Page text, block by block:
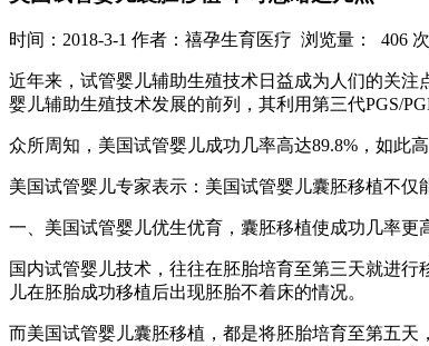
时间：2018-3-1 作者：禧孕生育医疗 浏览量： 406 次
近年来，试管婴儿辅助生殖技术日益成为人们的关
婴儿辅助生殖技术发展的前列，其利用第三代PGS/
众所周知，美国试管婴儿成功几率高达89.8%，如此
美国试管婴儿专家表示：美国试管婴儿囊胚移植不仅
一、美国试管婴儿优生优育，囊胚移植使成功几率更
国内试管婴儿技术，往往在胚胎培育至第三天就进
儿在胚胎成功移植后出现胚胎不着床的情况。
而美国试管婴儿囊胚移植，都是将胚胎培育至第五